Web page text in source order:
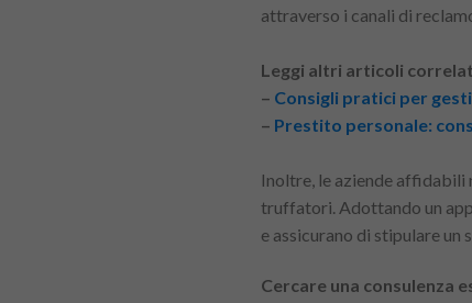
attraverso i canali di
Leggi altri articoli
– Consigli pratici per
– Prestito personale:
Inoltre, le aziende affidabili
truffatori. Adottando un
e assicurano di stipulare un
Cercare una consulenza